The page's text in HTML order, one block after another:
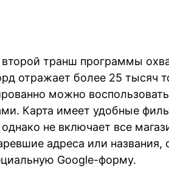
транш программы
отражает более 25 тысяч
можно
Карта имеет удобные
не включает все
адреса или названия,
Google-форму.